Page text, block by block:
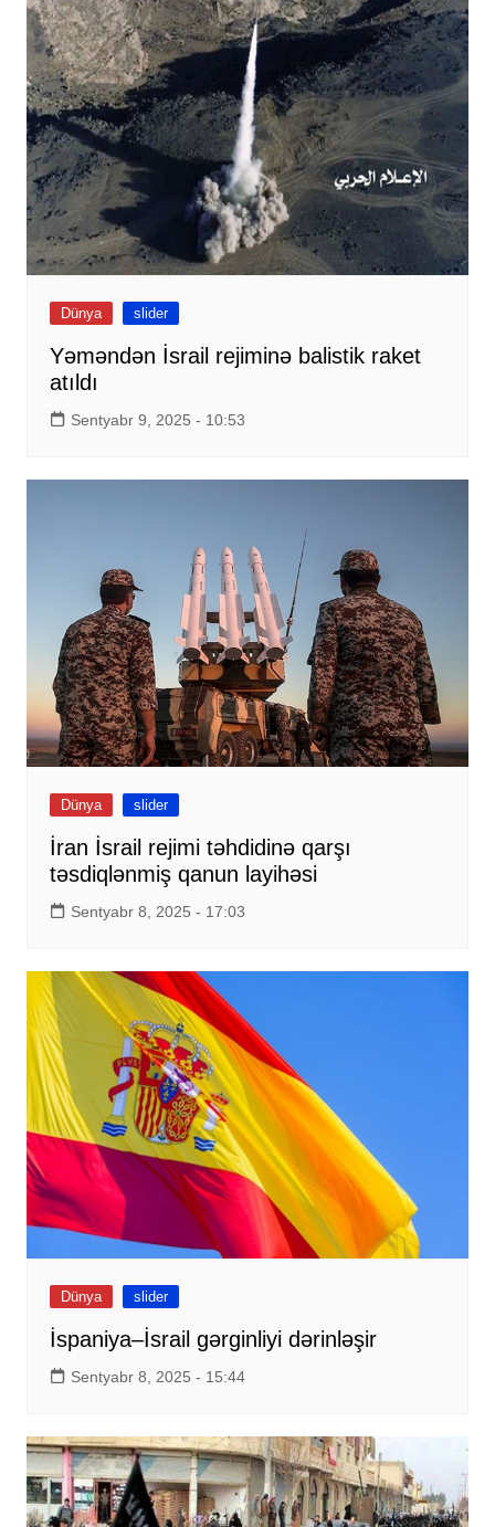
Dünya slider
Yəməndən İsrail rejiminə balistik raket
atıldı
Sentyabr 9, 2025 - 10:53
Dünya slider
İran İsrail rejimi təhdidinə qarşı
təsdiqlənmiş qanun layihəsi
Sentyabr 8, 2025 - 17:03
Dünya slider
İspaniya–İsrail gərginliyi dərinləşir
Sentyabr 8, 2025 - 15:44